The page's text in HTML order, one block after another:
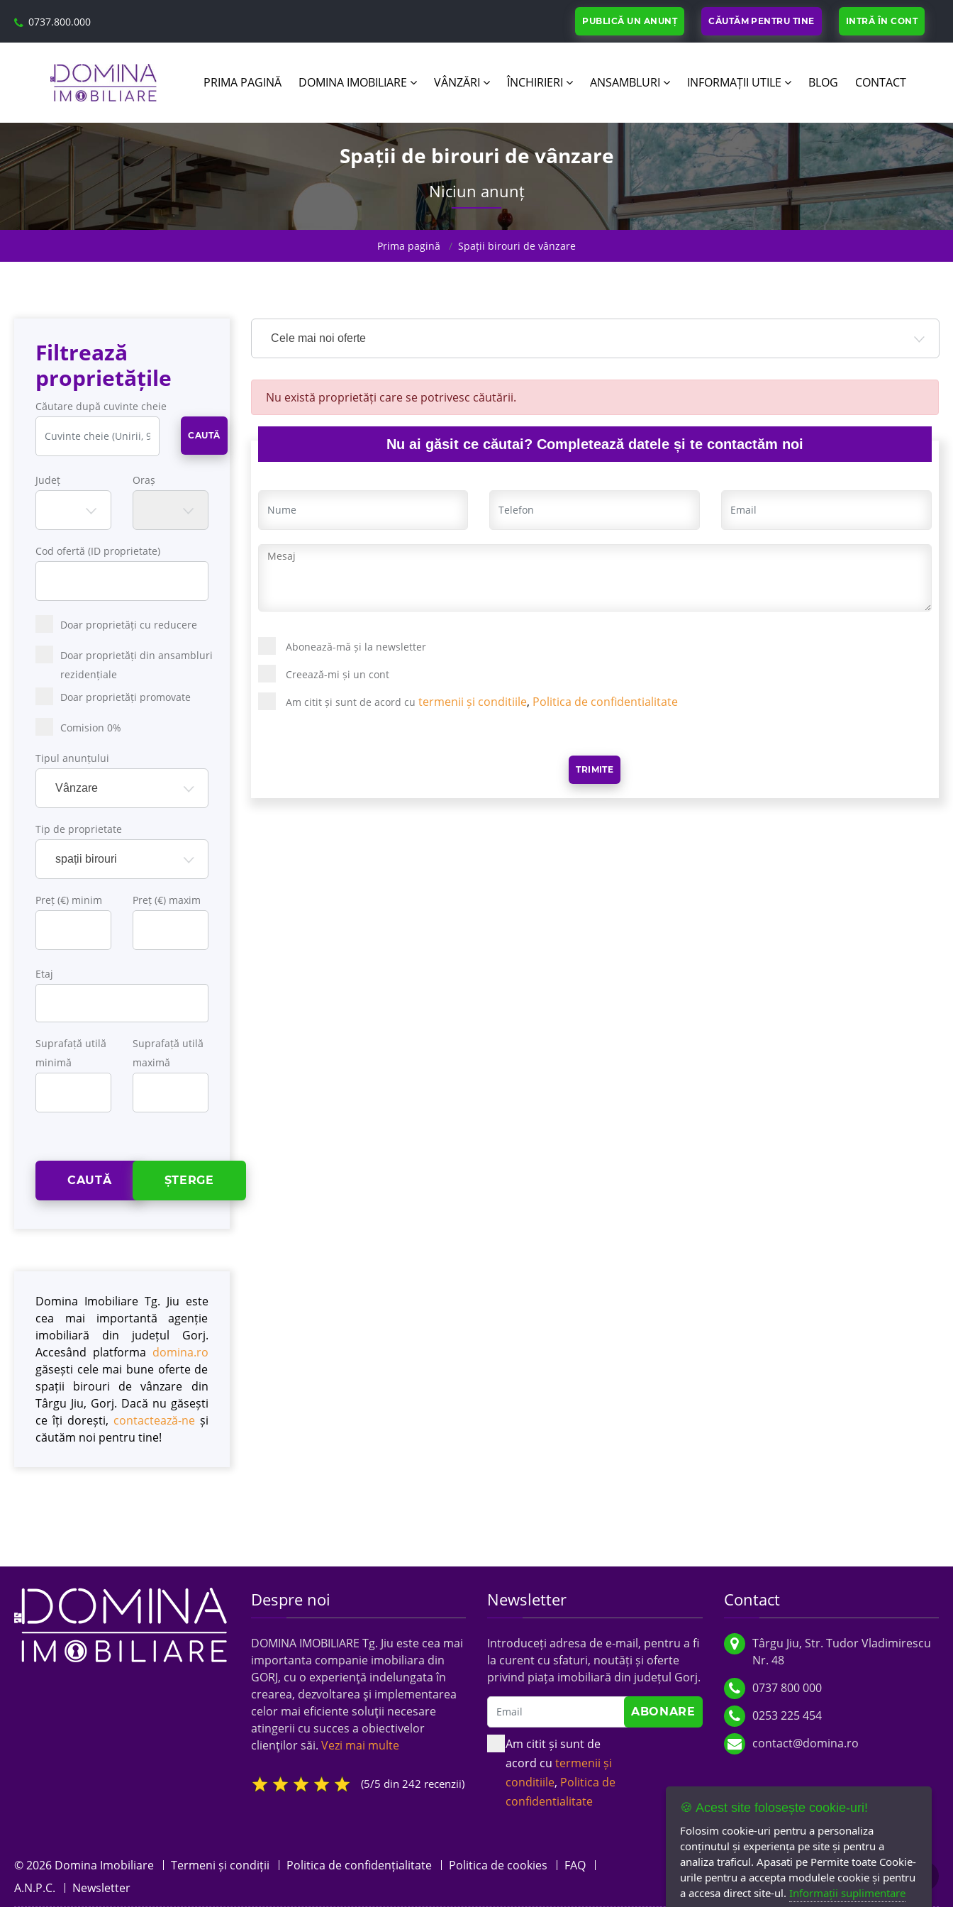
0737.800.000 PUBLICĂ UN ANUNȚ CĂUTĂM PENTRU TINE INTRĂ ÎN CONT
PRIMA PAGINĂ DOMINA IMOBILIARE VÂNZĂRI ÎNCHIRIERI ANSAMBLURI INFORMAȚII UTILE BLOG CONTACT
Spații de birouri de vânzare
Niciun anunț
Prima pagină Spații birouri de vânzare
Filtrează
proprietățile
Căutare după cuvinte cheie
CAUTĂ
Județ Oraș
Cod ofertă (ID proprietate)
Doar proprietăți cu reducere
Doar proprietăți din ansambluri
rezidențiale
Doar proprietăți promovate
Comision 0%
Tipul anunțului
Vânzare
Tip de proprietate
spații birouri
Preț (€) minim Preț (€) maxim
Etaj
Suprafață utilă
minimă
Suprafață utilă
maximă
CAUTĂ ȘTERGE
Domina Imobiliare Tg. Jiu este
cea mai importantă agenție
imobiliară din județul Gorj.
Accesând platforma domina.ro
găsești cele mai bune oferte de
spații birouri de vânzare din
Târgu Jiu, Gorj. Dacă nu găsești
ce îți dorești, contactează-neși
căutăm noi pentru tine!
Cele mai noi oferte
Nu există proprietăți care se potrivesc căutării.
Nu ai găsit ce căutai? Completează datele și te contactăm noi
Abonează-mă și la newsletter
Creează-mi și un cont
Am citit și sunt de acord cu termenii și conditiile, Politica de confidentialitate
Despre noi
DOMINA IMOBILIARE Tg. Jiu este cea mai
importanta companie imobiliara din
GORJ, cu o experienţă indelungata în
crearea, dezvoltarea şi implementarea
celor mai eficiente soluţii necesare
atingerii cu succes a obiectivelor
clienţilor săi. Vezi mai multe
(5/5 din 242 recenzii)
Newsletter
Introduceți adresa de e-mail, pentru a fi
la curent cu sfaturi, noutăți și oferte
privind piața imobiliară din județul Gorj.
Am citit și sunt de
acord cu termenii și
conditiile, Politica de
confidentialitate
Contact
Târgu Jiu, Str. Tudor Vladimirescu
Nr. 48
0737 800 000
0253 225 454
contact@domina.ro
© 2026 Domina Imobiliare Termeni și condiții Politica de confidențialitate Politica de cookies
FAQ
A.N.P.C.
Newsletter
🍪 Acest site folosește cookie-uri!
Folosim cookie-uri pentru a personaliza
conținutul și experiența pe site și pentru a
analiza traficul. Apasati pe Permite toate Cookie-
urile pentru a accepta modulele cookie și pentru
a accesa direct site-ul. Informații suplimentare